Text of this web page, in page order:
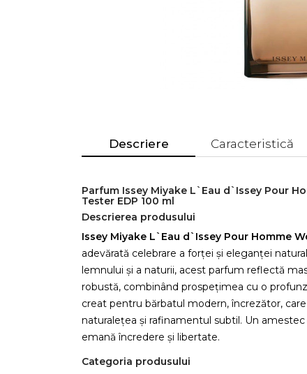
Descriere Caracteristică
Parfum Issey Miyake L`Eau d`Issey Pour
Tester EDP 100 ml
Descrierea produsului
Issey Miyake L`Eau d`Issey Pour Homme
adevărată celebrare a forței și eleganței
lemnului și a naturii, acest parfum reflectă
robustă, combinând prospețimea cu o
creat pentru bărbatul modern, încrezător,
naturalețea și rafinamentul subtil. Un
emană încredere și libertate.
Categoria produsului